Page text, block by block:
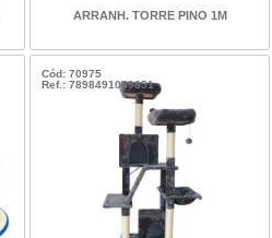
ARRANH. TORRE PINO 1M
Cód: 70975
Ref.: 7898491039851